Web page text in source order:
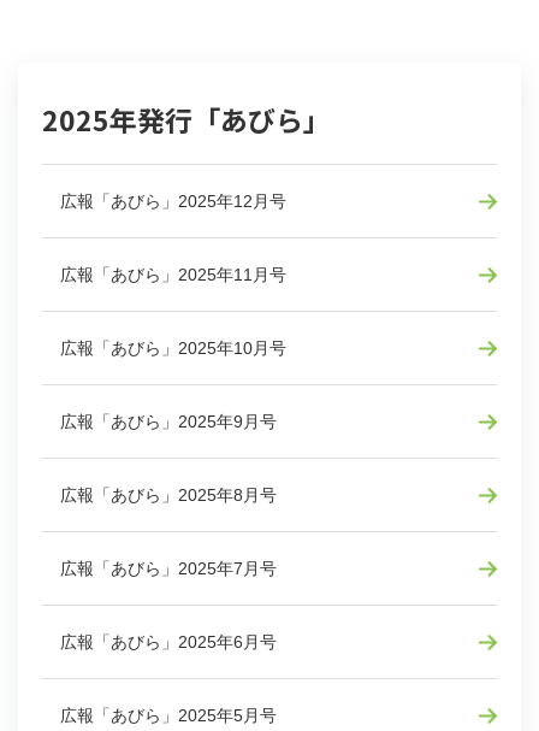
2025年発行「あびら」
広報「あびら」2025年12月号
広報「あびら」2025年11月号
広報「あびら」2025年10月号
広報「あびら」2025年9月号
広報「あびら」2025年8月号
広報「あびら」2025年7月号
広報「あびら」2025年6月号
広報「あびら」2025年5月号